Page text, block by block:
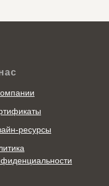
ресурсы